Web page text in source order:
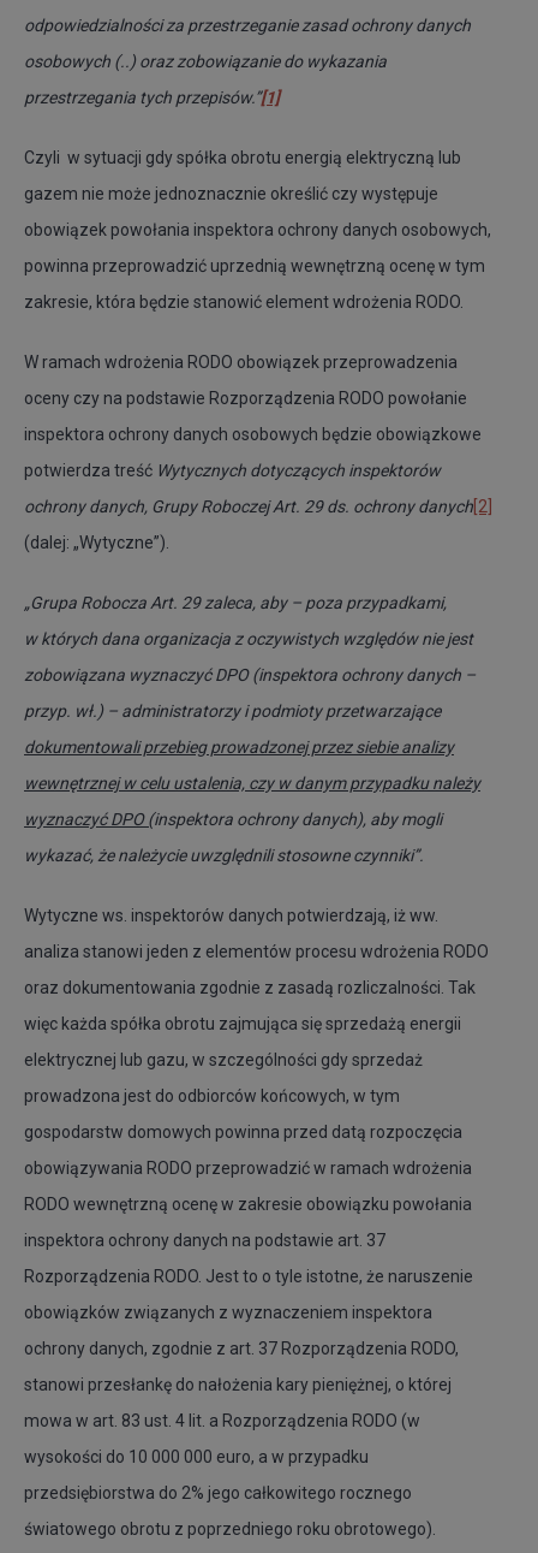
odpowiedzialności za przestrzeganie zasad ochrony danych
osobowych (..) oraz zobowiązanie do wykazania
przestrzegania tych przepisów.”[1]
Czyli w sytuacji gdy spółka obrotu energią elektryczną lub
gazem nie może jednoznacznie określić czy występuje
obowiązek powołania inspektora ochrony danych osobowych,
powinna przeprowadzić uprzednią wewnętrzną ocenę w tym
zakresie, która będzie stanowić element wdrożenia RODO.
W ramach wdrożenia RODO obowiązek przeprowadzenia
oceny czy na podstawie Rozporządzenia RODO powołanie
inspektora ochrony danych osobowych będzie obowiązkowe
potwierdza treść Wytycznych dotyczących inspektorów
ochrony danych, Grupy Roboczej Art. 29 ds. ochrony danych[2]
(dalej: „Wytyczne”).
„Grupa Robocza Art. 29 zaleca, aby – poza przypadkami,
w których dana organizacja z oczywistych względów nie jest
zobowiązana wyznaczyć DPO (inspektora ochrony danych –
przyp. wł.) – administratorzy i podmioty przetwarzające
dokumentowali przebieg prowadzonej przez siebie analizy
wewnętrznej w celu ustalenia, czy w danym przypadku należy
wyznaczyć DPO (inspektora ochrony danych), aby mogli
wykazać, że należycie uwzględnili stosowne czynniki”.
Wytyczne ws. inspektorów danych potwierdzają, iż ww.
analiza stanowi jeden z elementów procesu wdrożenia RODO
oraz dokumentowania zgodnie z zasadą rozliczalności. Tak
więc każda spółka obrotu zajmująca się sprzedażą energii
elektrycznej lub gazu, w szczególności gdy sprzedaż
prowadzona jest do odbiorców końcowych, w tym
gospodarstw domowych powinna przed datą rozpoczęcia
obowiązywania RODO przeprowadzić w ramach wdrożenia
RODO wewnętrzną ocenę w zakresie obowiązku powołania
inspektora ochrony danych na podstawie art. 37
Rozporządzenia RODO. Jest to o tyle istotne, że naruszenie
obowiązków związanych z wyznaczeniem inspektora
ochrony danych, zgodnie z art. 37 Rozporządzenia RODO,
stanowi przesłankę do nałożenia kary pieniężnej, o której
mowa w art. 83 ust. 4 lit. a Rozporządzenia RODO (w
wysokości do 10 000 000 euro, a w przypadku
przedsiębiorstwa do 2% jego całkowitego rocznego
światowego obrotu z poprzedniego roku obrotowego).